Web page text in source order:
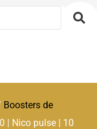
Boosters de
| Nico pulse | 10